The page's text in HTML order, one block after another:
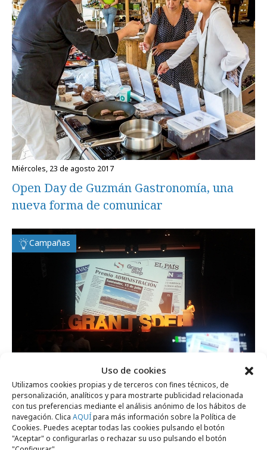
Uso de cookies
Utilizamos cookies propias y de terceros con fines técnicos, de
personalización, analíticos y para mostrarte publicidad relacionada
con tus preferencias mediante el análisis anónimo de los hábitos de
navegación. Clica AQUÍpara más información sobre la Política de
Cookies. Puedes aceptar todas las cookies pulsando el botón
"Aceptar" o configurarlas o rechazar su uso pulsando el botón
miércoles, 23 de agosto 2017
Open Day de Guzmán Gastronomía, una
nueva forma de comunicar
Campañas
martes, 22 de agosto 2017
Eventisimo organiza el evento interno de
Grand Step